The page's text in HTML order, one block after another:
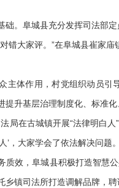
阜城县充分发挥司法部定
大家评。”在阜城县崔家庙
体作用，村党组织动员引
升基层治理制度化、标准化
在古城镇开展“法律明白人”
’，大家学会了依法解决问题
效，阜城县积极打造智慧公
乡镇司法所打造调解品牌，